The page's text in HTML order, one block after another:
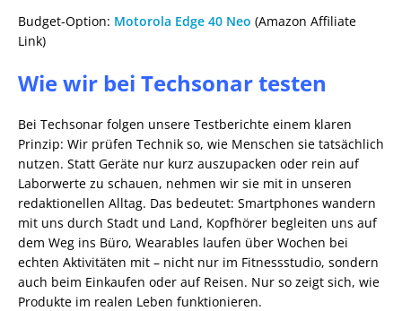
Budget-Option: Motorola Edge 40 Neo (Amazon Affiliate
Link)
Wie wir bei Techsonar testen
Bei Techsonar folgen unsere Testberichte einem klaren
Prinzip: Wir prüfen Technik so, wie Menschen sie tatsächlich
nutzen. Statt Geräte nur kurz auszupacken oder rein auf
Laborwerte zu schauen, nehmen wir sie mit in unseren
redaktionellen Alltag. Das bedeutet: Smartphones wandern
mit uns durch Stadt und Land, Kopfhörer begleiten uns auf
dem Weg ins Büro, Wearables laufen über Wochen bei
echten Aktivitäten mit – nicht nur im Fitnessstudio, sondern
auch beim Einkaufen oder auf Reisen. Nur so zeigt sich, wie
Produkte im realen Leben funktionieren.